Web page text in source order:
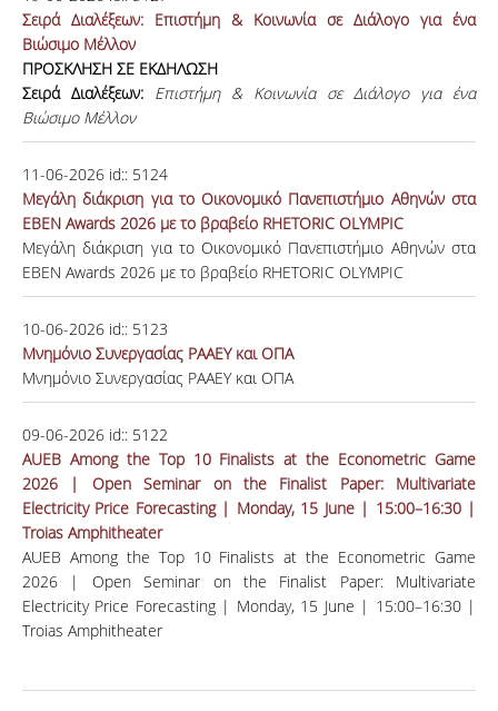
Σειρά Διαλέξεων: Επιστήμη & Κοινωνία σε Διάλογο για ένα
Βιώσιμο Μέλλον
ΠΡΟΣΚΛΗΣΗ ΣΕ ΕΚΔΗΛΩΣΗ
Σειρά Διαλέξεων: Επιστήμη & Κοινωνία σε Διάλογο για ένα
Βιώσιμο Μέλλον
11-06-2026 id:: 5124
Μεγάλη διάκριση για το Οικονομικό Πανεπιστήμιο Αθηνών στα
EBEN Awards 2026 με το βραβείο RHETORIC OLYMPIC
Μεγάλη διάκριση για το Οικονομικό Πανεπιστήμιο Αθηνών στα
EBEN Awards 2026 με το βραβείο RHETORIC OLYMPIC
10-06-2026 id:: 5123
Μνημόνιο Συνεργασίας ΡΑΑΕΥ και ΟΠΑ
Μνημόνιο Συνεργασίας ΡΑΑΕΥ και ΟΠΑ
09-06-2026 id:: 5122
AUEB Among the Top 10 Finalists at the Econometric Game
2026 | Open Seminar on the Finalist Paper: Multivariate
Electricity Price Forecasting | Monday, 15 June | 15:00–16:30 |
Troias Amphitheater
AUEB Among the Top 10 Finalists at the Econometric Game
2026
| Open Seminar on the Finalist Paper: Multivariate
Electricity Price Forecasting| Monday, 15 June | 15:00–16:30 |
Troias Amphitheater